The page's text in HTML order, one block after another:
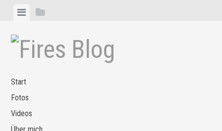
Zum
springen
MenüSeitenleiste
Start
Fotos
Videos